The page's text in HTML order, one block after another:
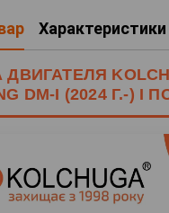
Характеристики
DM-I (2024 Г.-) I